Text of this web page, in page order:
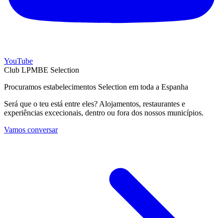
YouTube
Club LPMBE Selection
Procuramos estabelecimentos Selection em toda a Espanha
Será que o teu está entre eles? Alojamentos, restaurantes e
experiências excecionais, dentro ou fora dos nossos municípios.
Vamos conversar